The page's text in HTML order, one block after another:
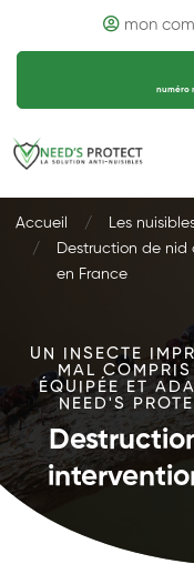
mon
numéro
Accueil
Les
Destruction de nid
en France
UN INSECTE
MAL
ÉQUIPÉE ET
NEED'S